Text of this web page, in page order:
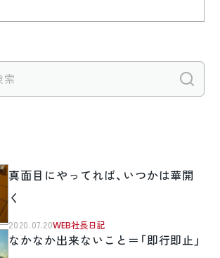
真面目にやってれば、いつかは華開
く
2020.07.20WEB社長日記
なかなか出来ないこと＝「即行即止」